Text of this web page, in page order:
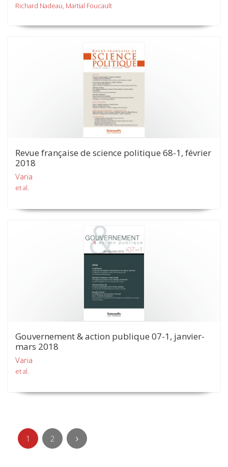
Richard Nadeau, Martial Foucault
Revue française de science politique 68-1, février
2018
Varia
et al.
Gouvernement & action publique 07-1, janvier-
mars 2018
Varia
et al.
1 2